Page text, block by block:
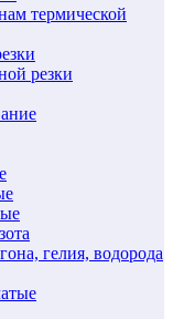
термической
резки
гелия, водорода